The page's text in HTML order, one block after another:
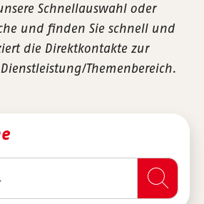
Schnellauswahl oder
und finden Sie schnell und
die Direktkontakte zur
Themenbereich.